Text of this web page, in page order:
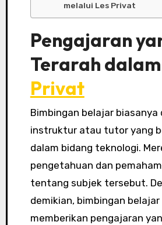
melalui Les Privat
Pengajaran
Terarah dalam
Privat
Bimbingan belajar biasanya
instruktur atau tutor yang
dalam bidang teknologi.
pengetahuan dan
tentang subjek tersebut.
demikian, bimbingan
memberikan pengajaran